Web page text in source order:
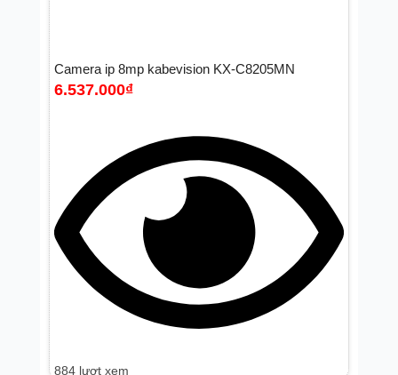
Camera ip 8mp kabevision KX-C8205MN
6.537.000₫
884 lượt xem